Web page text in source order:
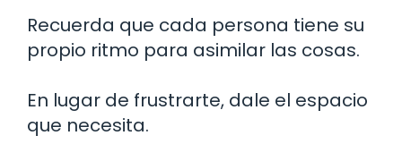
Recuerda que cada persona tiene su
propio ritmo para asimilar las cosas.
En lugar de frustrarte, dale el espacio
que necesita.